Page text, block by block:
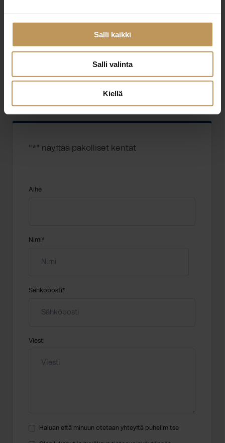
Salli kaikki
Salli valinta
Kiellä
http://www.harrilkv.fi
Tietokatu 1 73100 Lapinlahti
"*" näyttää pakolliset kentät
Aihe
Nimi*
Sähköposti*
Viesti
Haluan että minuun otetaan yhteyttä puhelimitse